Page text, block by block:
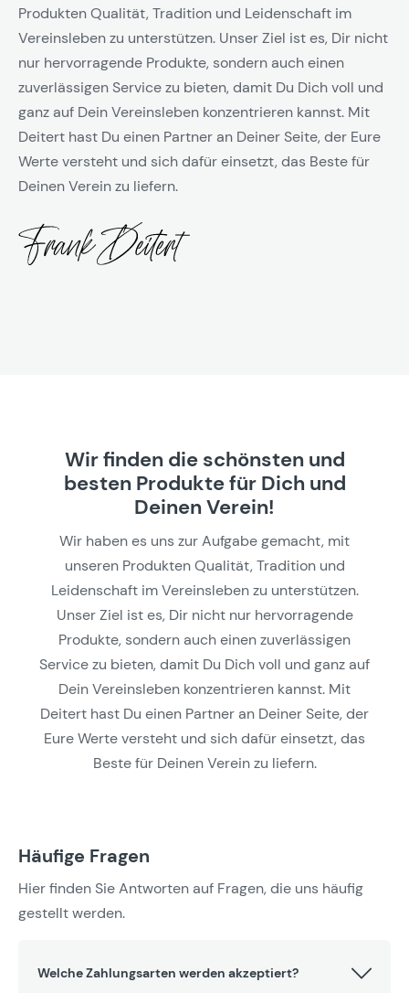
Produkten Qualität, Tradition und Leidenschaft im
Vereinsleben zu unterstützen. Unser Ziel ist es, Dir nicht
nur hervorragende Produkte, sondern auch einen
zuverlässigen Service zu bieten, damit Du Dich voll und
ganz auf Dein Vereinsleben konzentrieren kannst. Mit
Deitert hast Du einen Partner an Deiner Seite, der Eure
Werte versteht und sich dafür einsetzt, das Beste für
Deinen Verein zu liefern.
Wir finden die schönsten und
besten Produkte für Dich und
Deinen Verein!
Wir haben es uns zur Aufgabe gemacht, mit
unseren Produkten Qualität, Tradition und
Leidenschaft im Vereinsleben zu unterstützen.
Unser Ziel ist es, Dir nicht nur hervorragende
Produkte, sondern auch einen zuverlässigen
Service zu bieten, damit Du Dich voll und ganz auf
Dein Vereinsleben konzentrieren kannst. Mit
Deitert hast Du einen Partner an Deiner Seite, der
Eure Werte versteht und sich dafür einsetzt, das
Beste für Deinen Verein zu liefern.
Häufige Fragen
Hier finden Sie Antworten auf Fragen, die uns häufig
gestellt werden.
Welche Zahlungsarten werden akzeptiert?